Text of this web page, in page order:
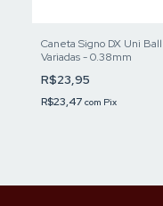
Caneta Signo DX Uni
Variadas - 0.38mm
R$23,95
R$23,47 com Pix